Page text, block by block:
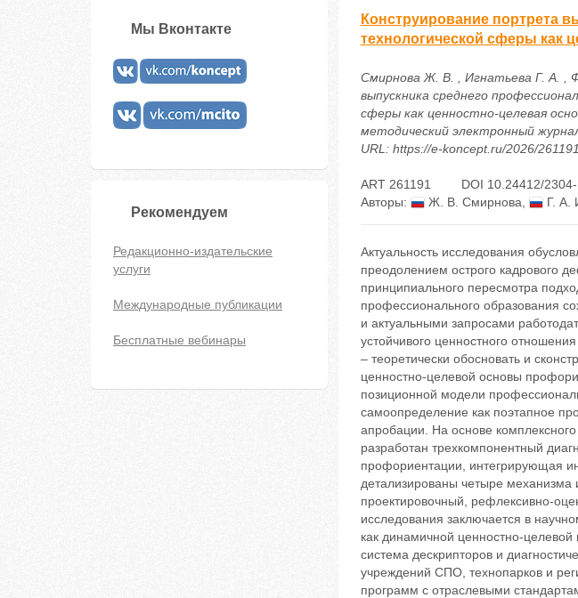
Мы Вконтакте
Рекомендуем
Редакционно-издательские
услуги
Международные публикации
Бесплатные вебинары
Конструирование портрета
технологической сферы как
Смирнова Ж. В. , Игнатьева Г. А. ,
выпускника среднего
сферы как ценностно-целевая
методический электронный
URL: https://e-koncept.ru/2026/
ART 261191
DOI 10.24412/
Авторы:
Ж. В. Смирнова Г. А.
Актуальность исследования
преодолением острого кадрового
принципиального пересмотра
профессионального образования
и актуальными запросами
устойчивого ценностного
– теоретически обосновать и
ценностно-целевой основы
позиционной модели
самоопределение как поэтапное
апробации. На основе
разработан трехкомпонентный
профориентации, интегрирующая
детализированы четыре механизма
проектировочный, рефлексивно-
исследования заключается в
как динамичной ценностно-
система дескрипторов и
учреждений СПО, технопарков и
программ с отраслевыми